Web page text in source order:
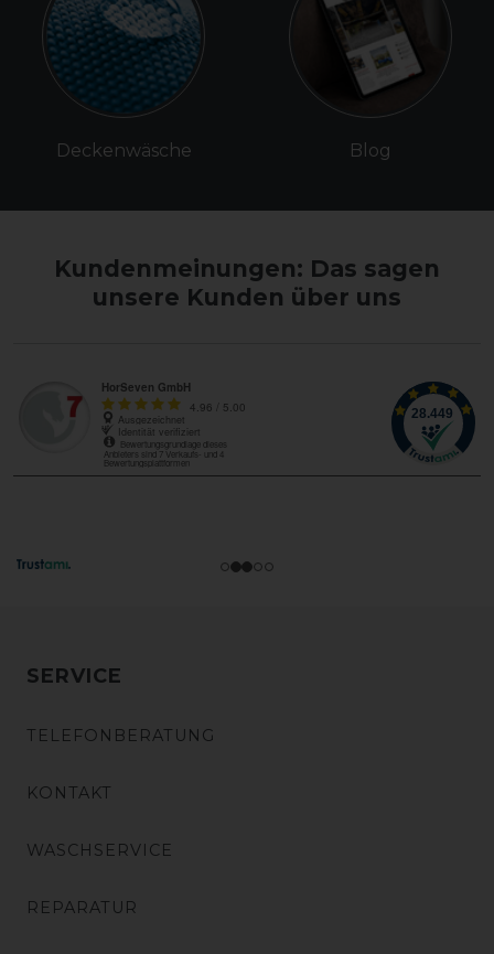
Deckenwäsche Blog
Kundenmeinungen: Das sagen
unsere Kunden über uns
SERVICE
TELEFONBERATUNG
KONTAKT
WASCHSERVICE
REPARATUR